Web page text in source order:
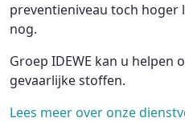
preventieniveau toch hoger
nog.
Groep IDEWE kan u helpen
gevaarlijke stoffen.
Lees meer over onze